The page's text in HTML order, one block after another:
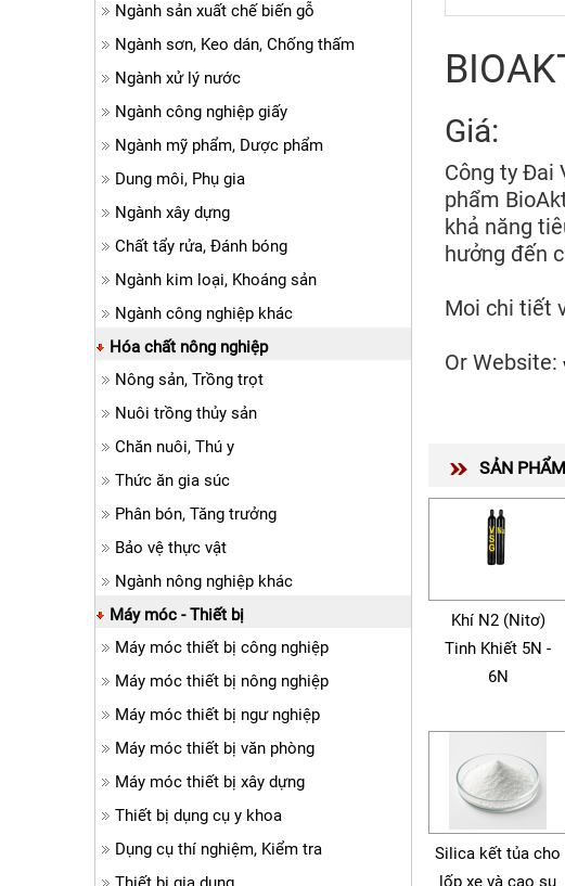
Giá:
Công ty Đai
phẩm
khả năng
hưởng đến
Moi chi tiết
Or Website:
SẢN
Khí N2 (Nitơ)
Tinh Khiết 5N -
6N
Silica kết tủa cho
lốp xe và cao su
Ngành sản xuất chế biến gỗ
Ngành sơn, Keo dán, Chống thấm
Ngành xử lý nước
Ngành công nghiệp giấy
Ngành mỹ phẩm, Dược phẩm
Dung môi, Phụ gia
Ngành xây dựng
Chất tẩy rửa, Đánh bóng
Ngành kim loại, Khoáng sản
Ngành công nghiệp khác
Hóa chất nông nghiệp
Nông sản, Trồng trọt
Nuôi trồng thủy sản
Chăn nuôi, Thú y
Thức ăn gia súc
Phân bón, Tăng trưởng
Bảo vệ thực vật
Ngành nông nghiệp khác
Máy móc - Thiết bị
Máy móc thiết bị công nghiệp
Máy móc thiết bị nông nghiệp
Máy móc thiết bị ngư nghiệp
Máy móc thiết bị văn phòng
Máy móc thiết bị xây dựng
Thiết bị dụng cụ y khoa
Dụng cụ thí nghiệm, Kiểm tra